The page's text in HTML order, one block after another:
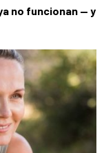
no funcionan — y